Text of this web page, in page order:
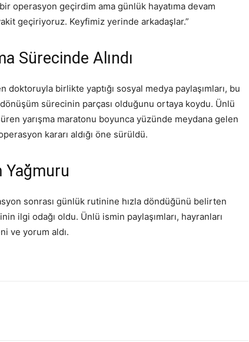
operasyon geçirdim ama günlük hayatıma devam
geçiriyoruz. Keyfimiz yerinde arkadaşlar.”
Sürecinde Alındı
birlikte yaptığı sosyal medya paylaşımları, bu
sürecinin parçası olduğunu ortaya koydu. Ünlü
yarışma maratonu boyunca yüzünde meydana gelen
kararı aldığı öne sürüldü.
Yağmuru
sonrası günlük rutinine hızla döndüğünü belirten
ilgi odağı oldu. Ünlü ismin paylaşımları, hayranları
ve yorum aldı.